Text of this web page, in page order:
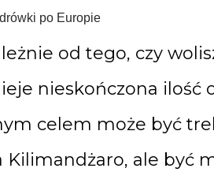
po Europie
od tego, czy
nieskończona ilość
celem może być
ale być